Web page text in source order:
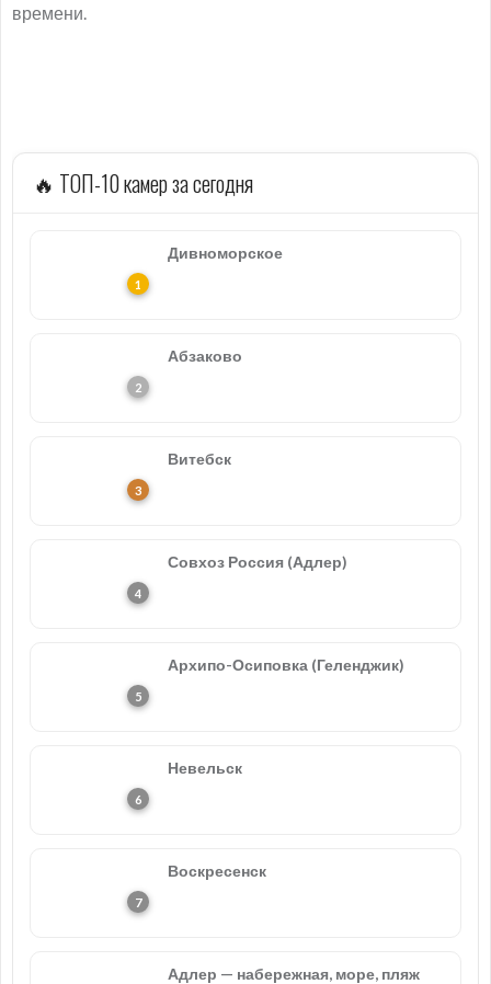
времени.
🔥 ТОП-10 камер за сегодня
Дивноморское
Абзаково
Витебск
Совхоз Россия (Адлер)
Архипо-Осиповка (Геленджик)
Невельск
Воскресенск
Адлер — набережная, море, пляж